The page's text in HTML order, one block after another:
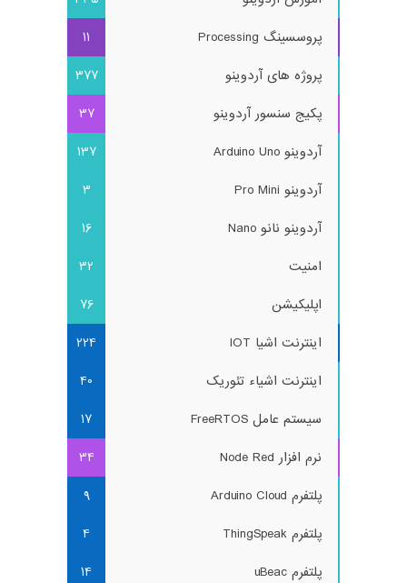
پروسسینگ Processing
11
پروژه های آردوینو
377
پکیج سنسور آردوینو
37
آردوینو Arduino Uno
137
آردوینو Pro Mini
3
آردوینو نانو Nano
16
امنیت
32
اپلیکیشن
76
اینترنت اشیا IOT
224
اینترنت اشیاء تئوریک
40
سیستم عامل FreeRTOS
17
نرم افزار Node Red
34
پلتفرم Arduino Cloud
9
پلتفرم ThingSpeak
4
پلتفرم uBeac
14